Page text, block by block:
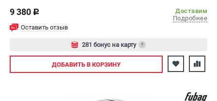
9 380 c
Доставим
Подробнее
Оставить отзыв
281 бонус на карту ?
Авторизуйтесь
ДОБАВИТЬ В КОРЗИНУ